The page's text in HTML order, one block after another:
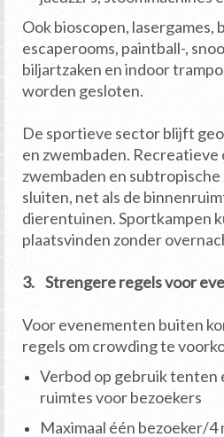
Ook bioscopen, lasergames,
escaperooms, paintball-,
biljartzaken en indoor
worden gesloten.
De sportieve sector blijft
en zwembaden. Recreatieve
zwembaden en
sluiten, net als de
dierentuinen. Sportkampen
plaatsvinden zonder
3. Strengere regels voor
Voor evenementen buiten
regels om crowding te
Verbod op gebruik tenten
ruimtes voor bezoekers
Maximaal één bezoeker/4